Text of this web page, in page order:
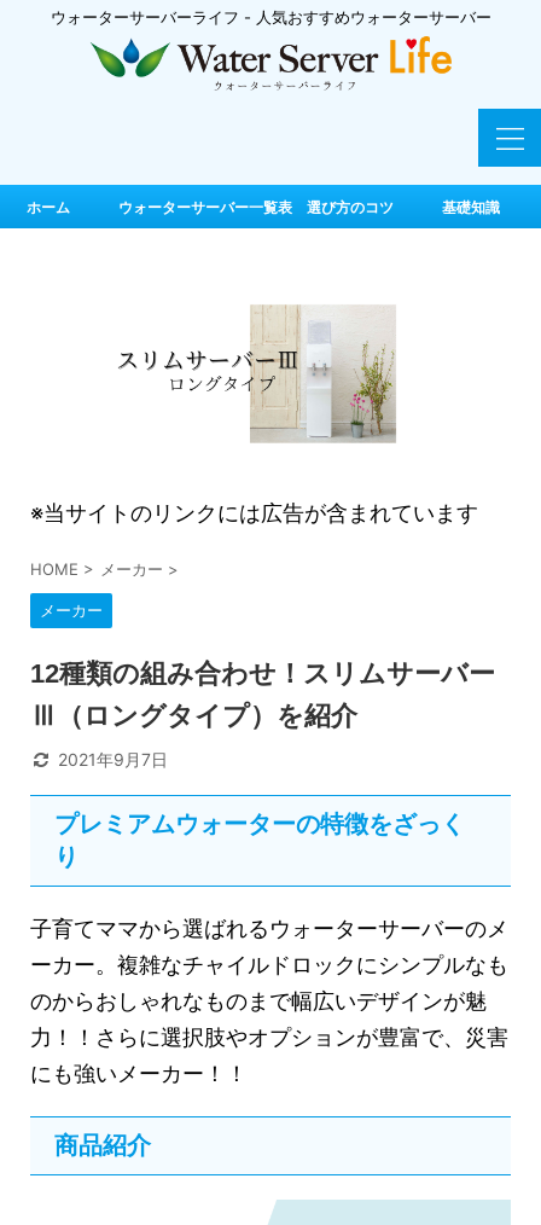
ウォーターサーバーライフ - 人気おすすめウォーターサーバー
ホーム ウォーターサーバー一覧表 選び方のコツ 基礎知識
※当サイトのリンクには広告が含まれています
HOME > メーカー >
メーカー
12種類の組み合わせ！スリムサーバー
Ⅲ（ロングタイプ）を紹介
2021年9月7日
プレミアムウォーターの特徴をざっく
り
子育てママから選ばれるウォーターサーバーのメ
ーカー。複雑なチャイルドロックにシンプルなも
のからおしゃれなものまで幅広いデザインが魅
力！！さらに選択肢やオプションが豊富で、災害
にも強いメーカー！！
商品紹介